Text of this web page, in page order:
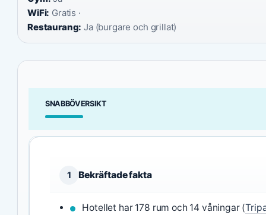
WiFi: Gratis ·
Restaurang: Ja (burgare och grillat)
SNABBÖVERSIKT
1 Bekräftade fakta
Hotellet har 178 rum och 14 våningar (